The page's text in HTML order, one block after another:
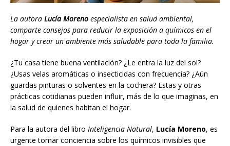
La autora Lucía Moreno especialista en salud ambiental,
comparte consejos para reducir la exposición a químicos en el
hogar y crear un ambiente más saludable para toda la familia.
¿Tu casa tiene buena ventilación? ¿Le entra la luz del sol?
¿Usas velas aromáticas o insecticidas con frecuencia? ¿Aún
guardas pinturas o solventes en la cochera? Estas y otras
prácticas cotidianas pueden influir, más de lo que imaginas, en
la salud de quienes habitan el hogar.
Para la autora del libro Inteligencia Natural, Lucía Moreno, es
urgente tomar conciencia sobre los químicos invisibles que